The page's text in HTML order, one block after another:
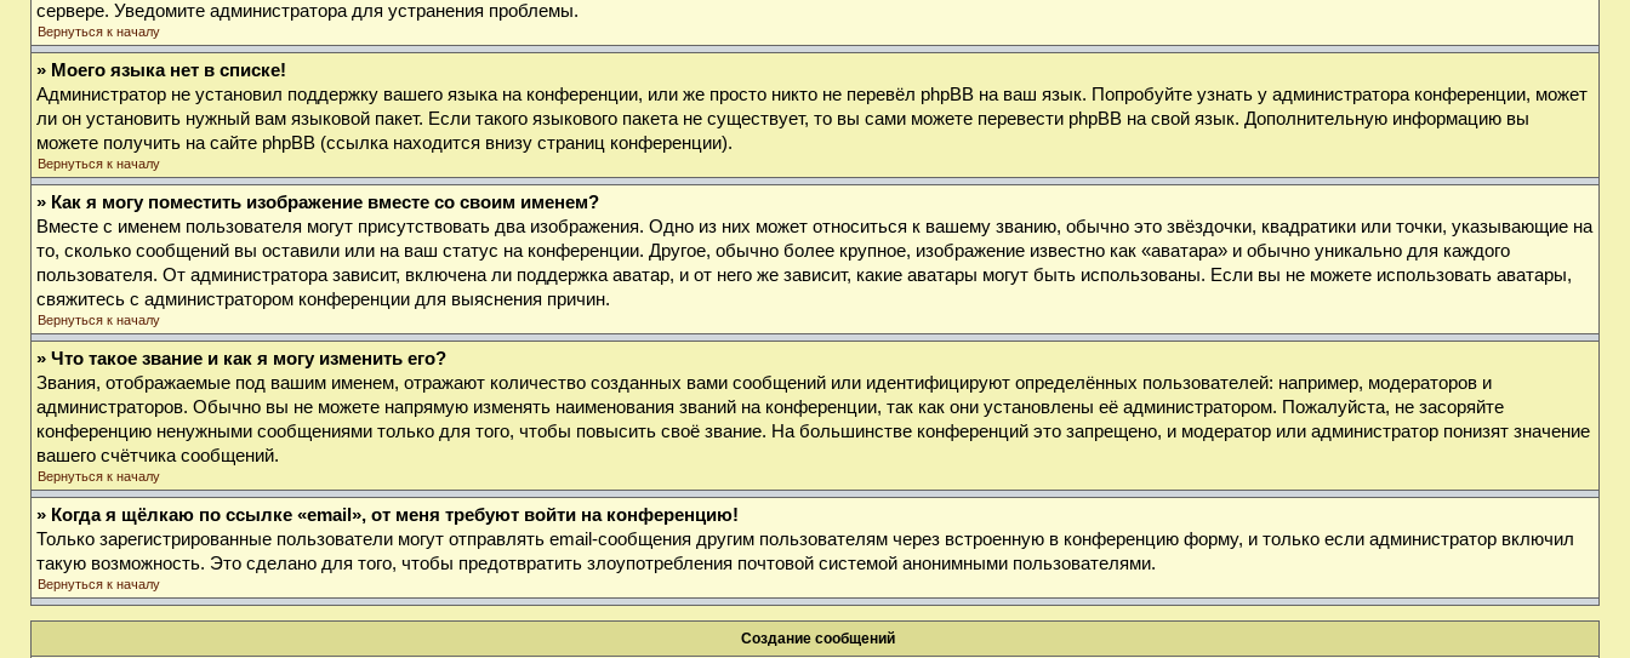
сервере. Уведомите администратора для устранения проблемы.
Вернуться к началу
» Моего языка нет в списке!
Администратор не установил поддержку вашего языка на конференции, или же просто никто не перевёл phpBB на ваш язык. Попробуйте узнать у администратора конференции, может
ли он установить нужный вам языковой пакет. Если такого языкового пакета не существует, то вы сами можете перевести phpBB на свой язык. Дополнительную информацию вы
можете получить на сайте phpBB (ссылка находится внизу страниц конференции).
Вернуться к началу
» Как я могу поместить изображение вместе со своим именем?
Вместе с именем пользователя могут присутствовать два изображения. Одно из них может относиться к вашему званию, обычно это звёздочки, квадратики или точки, указывающие на
то, сколько сообщений вы оставили или на ваш статус на конференции. Другое, обычно более крупное, изображение известно как «аватара» и обычно уникально для каждого
пользователя. От администратора зависит, включена ли поддержка аватар, и от него же зависит, какие аватары могут быть использованы. Если вы не можете использовать аватары,
свяжитесь с администратором конференции для выяснения причин.
Вернуться к началу
» Что такое звание и как я могу изменить его?
Звания, отображаемые под вашим именем, отражают количество созданных вами сообщений или идентифицируют определённых пользователей: например, модераторов и
администраторов. Обычно вы не можете напрямую изменять наименования званий на конференции, так как они установлены её администратором. Пожалуйста, не засоряйте
конференцию ненужными сообщениями только для того, чтобы повысить своё звание. На большинстве конференций это запрещено, и модератор или администратор понизят значение
вашего счётчика сообщений.
Вернуться к началу
» Когда я щёлкаю по ссылке «email», от меня требуют войти на конференцию!
Только зарегистрированные пользователи могут отправлять email-сообщения другим пользователям через встроенную в конференцию форму, и только если администратор включил
такую возможность. Это сделано для того, чтобы предотвратить злоупотребления почтовой системой анонимными пользователями.
Вернуться к началу
Создание сообщений